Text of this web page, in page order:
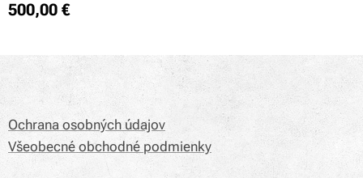
500,00 €
Ochrana osobných údajov
Všeobecné obchodné podmienky